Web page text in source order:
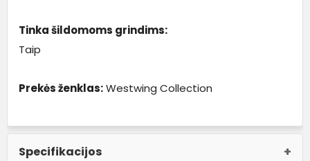
Tinka šildomoms grindims:
Taip
Prekės ženklas:Westwing Collection
Specifikacijos